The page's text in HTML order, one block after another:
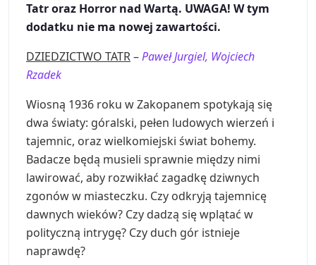
Tatr oraz Horror nad Wartą. UWAGA! W tym
dodatku nie ma nowej zawartości.
DZIEDZICTWO TATR–Paweł Jurgiel, Wojciech
Rzadek
Wiosną 1936 roku w Zakopanem spotykają się
dwa światy: góralski, pełen ludowych wierzeń i
tajemnic, oraz wielkomiejski świat bohemy.
Badacze będą musieli sprawnie między nimi
lawirować, aby rozwikłać zagadkę dziwnych
zgonów w miasteczku. Czy odkryją tajemnicę
dawnych wieków? Czy dadzą się wplątać w
polityczną intrygę? Czy duch gór istnieje
naprawdę?